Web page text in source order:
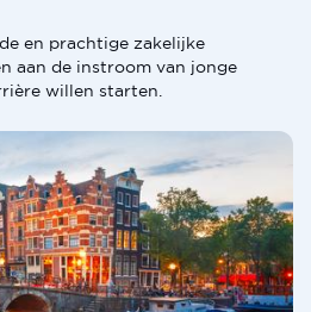
en prachtige zakelijke
aan de instroom van jonge
willen starten.